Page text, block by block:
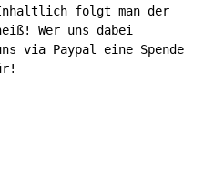
folgt man der
Wer uns dabei
via Paypal eine Spende